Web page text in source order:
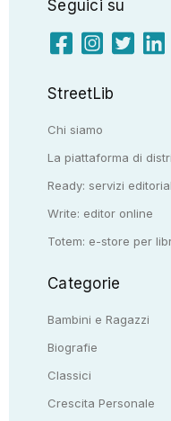
Seguici su
StreetLib
Chi siamo
La piattaforma di
Ready: servizi
Write: editor online
Totem: e-store per
Categorie
Bambini e Ragazzi
Biografie
Classici
Crescita Personale